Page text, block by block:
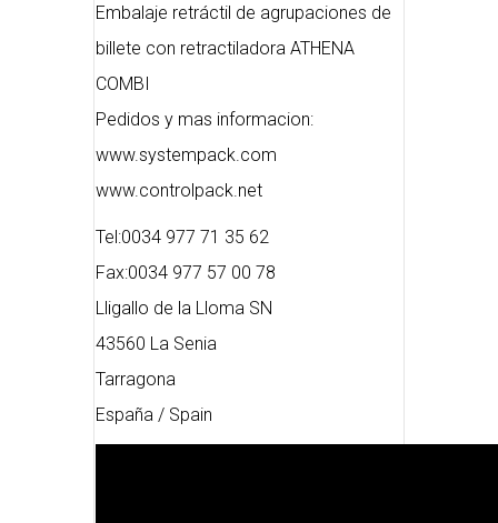
Embalaje retráctil de agrupaciones de
billete con retractiladora ATHENA
COMBI
Pedidos y mas informacion:
www.systempack.com
www.controlpack.net
Tel:0034 977 71 35 62
Fax:0034 977 57 00 78
Lligallo de la Lloma SN
43560 La Senia
Tarragona
España / Spain